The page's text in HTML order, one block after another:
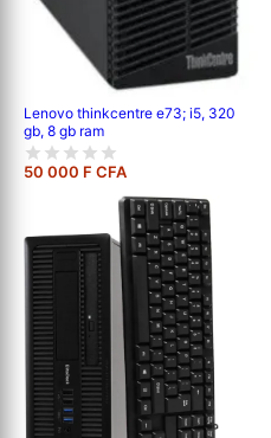
Lenovo thinkcentre e73; i5, 320
gb, 8 gb ram
50 000 F CFA